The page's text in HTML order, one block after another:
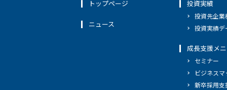
トップページ
ニュース
投資実績
投資先企業
投資実績デ
成長支援メ
セミナー
ビジネス
新卒採用支